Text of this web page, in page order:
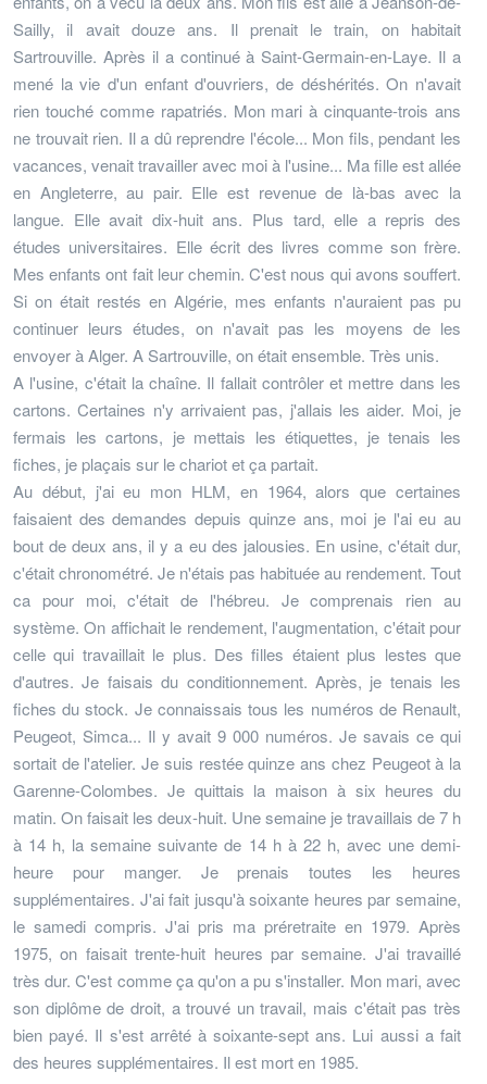
Sailly, il avait douze ans. Il prenait le train, on habitait
Sartrouville. Après il a continué à Saint-Germain-en-Laye. Il a
mené la vie d'un enfant d'ouvriers, de déshérités. On n'avait
rien touché comme rapatriés. Mon mari à cinquante-trois ans
ne trouvait rien. Il a dû reprendre l'école... Mon fils, pendant les
vacances, venait travailler avec moi à l'usine... Ma fille est allée
en Angleterre, au pair. Elle est revenue de là-bas avec la
langue. Elle avait dix-huit ans. Plus tard, elle a repris des
études universitaires. Elle écrit des livres comme son frère.
Mes enfants ont fait leur chemin. C'est nous qui avons souffert.
Si on était restés en Algérie, mes enfants n'auraient pas pu
continuer leurs études, on n'avait pas les moyens de les
envoyer à Alger. A Sartrouville, on était ensemble. Très unis.
A l'usine, c'était la chaîne. Il fallait contrôler et mettre dans les
cartons. Certaines n'y arrivaient pas, j'allais les aider. Moi, je
fermais les cartons, je mettais les étiquettes, je tenais les
fiches, je plaçais sur le chariot et ça partait.
Au début, j'ai eu mon HLM, en 1964, alors que certaines
faisaient des demandes depuis quinze ans, moi je l'ai eu au
bout de deux ans, il y a eu des jalousies. En usine, c'était dur,
c'était chronométré. Je n'étais pas habituée au rendement. Tout
ca pour moi, c'était de l'hébreu. Je comprenais rien au
système. On affichait le rendement, l'augmentation, c'était pour
celle qui travaillait le plus. Des filles étaient plus lestes que
d'autres. Je faisais du conditionnement. Après, je tenais les
fiches du stock. Je connaissais tous les numéros de Renault,
Peugeot, Simca... Il y avait 9 000 numéros. Je savais ce qui
sortait de l'atelier. Je suis restée quinze ans chez Peugeot à la
Garenne-Colombes. Je quittais la maison à six heures du
matin. On faisait les deux-huit. Une semaine je travaillais de 7 h
à 14 h, la semaine suivante de 14 h à 22 h, avec une demi-
heure pour manger. Je prenais toutes les heures
supplémentaires. J'ai fait jusqu'à soixante heures par semaine,
le samedi compris. J'ai pris ma préretraite en 1979. Après
1975, on faisait trente-huit heures par semaine. J'ai travaillé
très dur. C'est comme ça qu'on a pu s'installer. Mon mari, avec
son diplôme de droit, a trouvé un travail, mais c'était pas très
bien payé. Il s'est arrêté à soixante-sept ans. Lui aussi a fait
des heures supplémentaires. Il est mort en 1985.